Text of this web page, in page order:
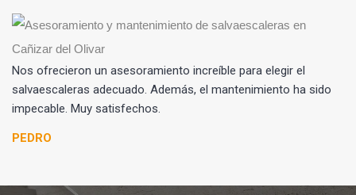
Nos ofrecieron un asesoramiento increíble para elegir el
salvaescaleras adecuado. Además, el mantenimiento ha sido
impecable. Muy satisfechos.
PEDRO